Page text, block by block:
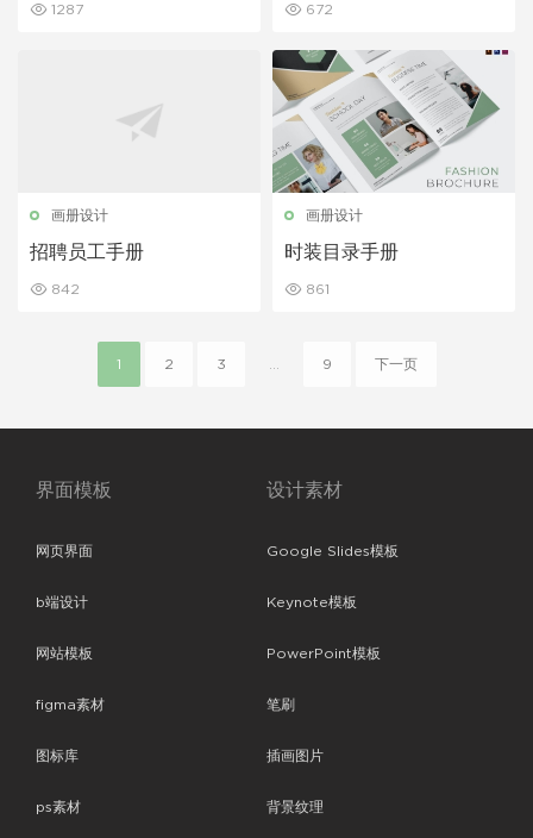
1287 672
画册设计
招聘员工手册
842
画册设计
时装目录手册
861
1 2 3 9 下一页
界面模板
网页界面
b端设计
网站模板
figma素材
图标库
ps素材
设计素材
Google Slides模板
Keynote模板
PowerPoint模板
笔刷
插画图片
背景纹理